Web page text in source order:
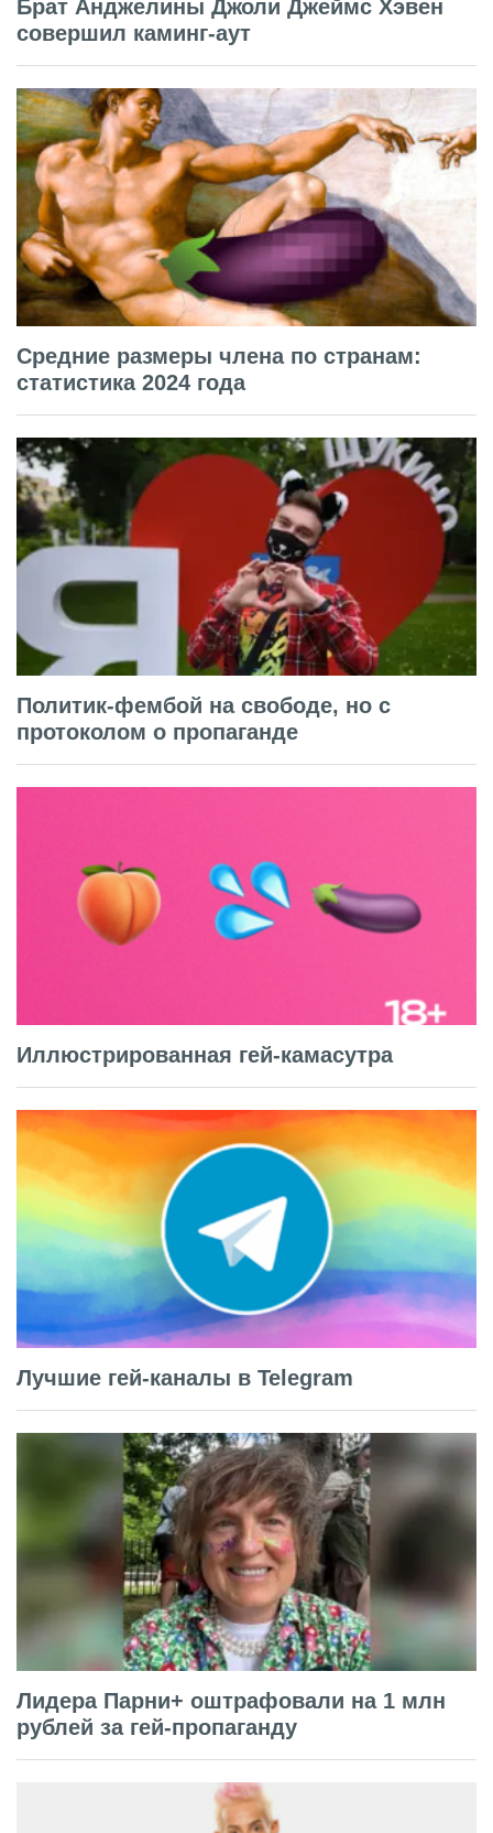
Брат Анджелины Джоли Джеймс Хэвен
совершил каминг-аут
Средние размеры члена по странам:
статистика 2024 года
Политик-фембой на свободе, но с
протоколом о пропаганде
Иллюстрированная гей-камасутра
Лучшие гей-каналы в Telegram
Лидера Парни+ оштрафовали на 1 млн
рублей за гей-пропаганду